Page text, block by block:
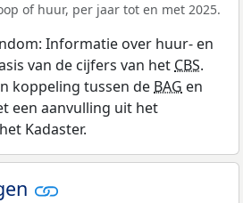
of huur, per jaar tot en met 2025.
Informatie over huur- en
van de cijfers van het CBS.
koppeling tussen de BAG en
een aanvulling uit het
Kadaster.